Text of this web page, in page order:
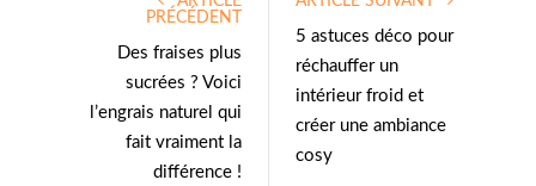
t
r
e
PRÉCÉDENT
Des fraises plus
sucrées ? Voici
l’engrais naturel qui
fait vraiment la
différence !
5 astuces déco pour
réchauffer un
intérieur froid et
créer une ambiance
cosy